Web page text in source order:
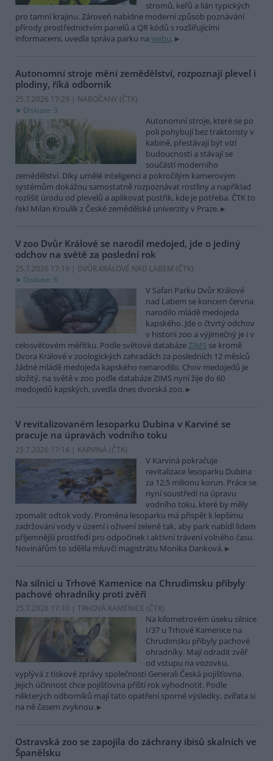
stromů, keřů a lián typických
pro tamní krajinu. Zároveň nabídne moderní způsob poznávání
přírody prostřednictvím panelů a QR kódů s rozšiřujícími
informacemi, uvedla správa parku na webu.
Autonomní stroje mění zemědělství, rozpoznají plevel i
plodiny, říká odborník
25.7.2026 17:29 | NABOČANY (ČTK)
Diskuse: 3
Autonomní stroje, které se po
poli pohybují bez traktoristy v
kabině, přestávají být vizí
budoucnosti a stávají se
součástí moderního
zemědělství. Díky umělé inteligenci a pokročilým kamerovým
systémům dokážou samostatně rozpoznávat rostliny a například
rozlišit úrodu od plevelů a aplikovat postřik, kde je potřeba. ČTK to
řekl Milan Kroulík z České zemědělské univerzity v Praze.
V zoo Dvůr Králové se narodil medojed, jde o jediný
odchov na světě za poslední rok
25.7.2026 17:19 | DVŮR KRÁLOVÉ NAD LABEM (ČTK)
Diskuse: 6
V Safari Parku Dvůr Králové
nad Labem se koncem června
narodilo mládě medojeda
kapského. Jde o čtvrtý odchov
v historii zoo a výjimečný je i v
celosvětovém měřítku. Podle světové databázeZIMS se kromě
Dvora Králové v zoologických zahradách za posledních 12 měsíců
žádné mládě medojeda kapského nenarodilo. Chov medojedů je
složitý, na světě v zoo podle databáze ZIMS nyní žije do 60
medojedů kapských, uvedla dnes dvorská zoo.
V revitalizovaném lesoparku Dubina v Karviné se
pracuje na úpravách vodního toku
25.7.2026 17:14 | KARVINÁ (ČTK)
V Karviná pokračuje
revitalizace lesoparku Dubina
za 12,5 milionu korun. Práce se
nyní soustředí na úpravu
vodního toku, které by měly
zpomalit odtok vody. Proměna lesoparku má přispět k lepšímu
zadržování vody v území i oživení zeleně tak, aby park nabídl lidem
příjemnější prostředí pro odpočinek i aktivní trávení volného času.
Novinářům to sdělila mluvčí magistrátu Monika Danková.
Na silnici u Trhové Kamenice na Chrudimsku přibyly
pachové ohradníky proti zvěři
25.7.2026 17:10 | TRHOVÁ KAMENICE (ČTK)
Na kilometrovém úseku silnice
I/37 u Trhové Kamenice na
Chrudimsku přibyly pachové
ohradníky. Mají odradit zvěř
od vstupu na vozovku,
vyplývá z tiskové zprávy společnosti Generali Česká pojišťovna.
Jejich účinnost chce pojišťovna příští rok vyhodnotit. Podle
některých odborníků mají tato opatření sporné výsledky, zvířata si
na ně časem zvyknou.
Ostravská zoo se zapojila do záchrany ibisů skalních ve
Španělsku